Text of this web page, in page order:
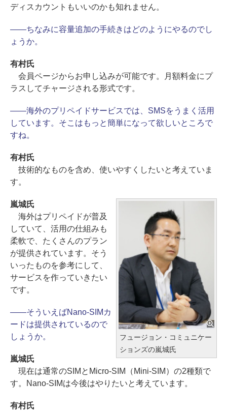
ディスカウントもいいのかも知れません。
――ちなみに容量追加の手続きはどのようにやるのでし
ょうか。
有村氏
会員ページからお申し込みが可能です。月額料金にプ
ラスしてチャージされる形式です。
――海外のプリペイドサービスでは、SMSをうまく活用
しています。そこはもっと簡単になって欲しいところで
すね。
有村氏
技術的なものを含め、使いやすくしたいと考えていま
す。
フュージョン・コミュニケー
ションズの嵐城氏
嵐城氏
海外はプリペイドが普及
していて、活用の仕組みも
柔軟で、たくさんのプラン
が提供されています。そう
いったものを参考にして、
サービスを作っていきたい
です。
――そういえばNano-SIMカ
ードは提供されているので
しょうか。
嵐城氏
現在は通常のSIMとMicro-SIM（Mini-SIM）の2種類で
す。Nano-SIMは今後はやりたいと考えています。
有村氏